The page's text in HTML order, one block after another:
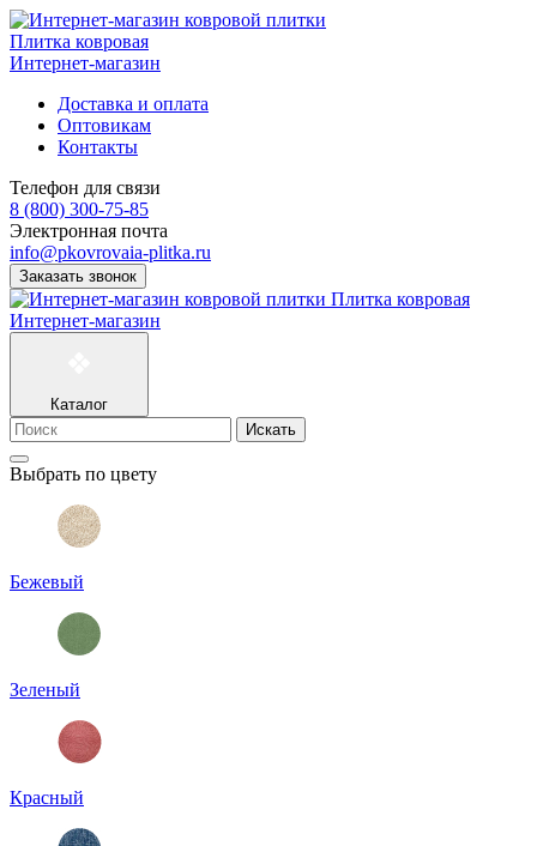
Плитка ковровая
Интернет-магазин
Доставка и оплата
Оптовикам
Контакты
Телефон для связи
8 (800) 300-75-85
Электронная почта
info@pkovrovaia-plitka.ru
Заказать звонок
Плитка ковровая
Интернет-магазин
Каталог
Искать
Выбрать по цвету
Бежевый
Зеленый
Красный